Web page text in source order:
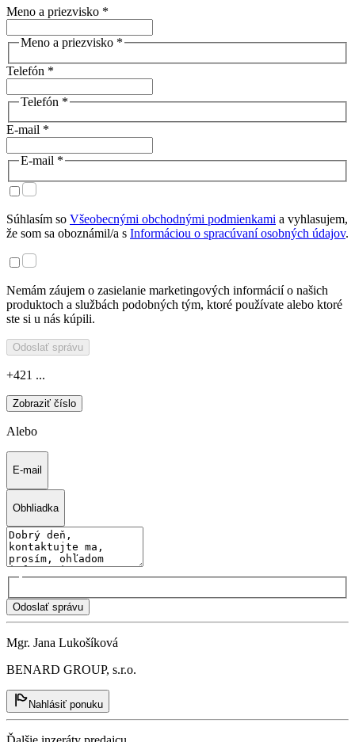
Meno a priezvisko *
Meno a priezvisko *
Telefón *
Telefón *
E-mail *
E-mail *
Súhlasím so Všeobecnými obchodnými podmienkami a vyhlasujem,
že som sa oboznámil/a s Informáciou o spracúvaní osobných údajov.
Nemám záujem o zasielanie marketingových informácií o našich
produktoch a službách podobných tým, ktoré používate alebo ktoré
ste si u nás kúpili.
Odoslať správu
+421 ...
Zobraziť číslo
Alebo
E-mail
Obhliadka
Odoslať správu
Mgr. Jana Lukošíková
BENARD GROUP, s.r.o.
Nahlásiť ponuku